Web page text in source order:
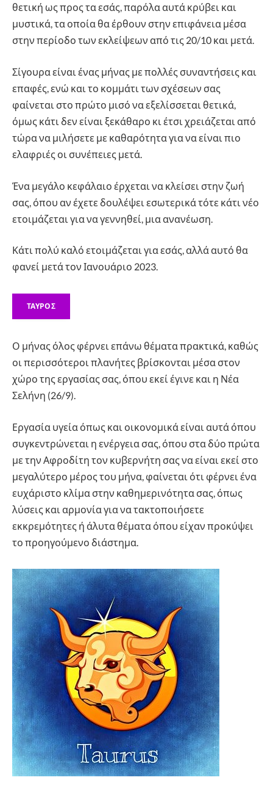
θετική ως προς τα εσάς, παρόλα αυτά κρύβει και
μυστικά, τα οποία θα έρθουν στην επιφάνεια μέσα
στην περίοδο των εκλείψεων από τις 20/10 και μετά.
Σίγουρα είναι ένας μήνας με πολλές συναντήσεις και
επαφές, ενώ και το κομμάτι των σχέσεων σας
φαίνεται στο πρώτο μισό να εξελίσσεται θετικά,
όμως κάτι δεν είναι ξεκάθαρο κι έτσι χρειάζεται από
τώρα να μιλήσετε με καθαρότητα για να είναι πιο
ελαφριές οι συνέπειες μετά.
Ένα μεγάλο κεφάλαιο έρχεται να κλείσει στην ζωή
σας, όπου αν έχετε δουλέψει εσωτερικά τότε κάτι νέο
ετοιμάζεται για να γεννηθεί, μια ανανέωση.
Κάτι πολύ καλό ετοιμάζεται για εσάς, αλλά αυτό θα
φανεί μετά τον Ιανουάριο 2023.
ΤΑΥΡΟΣ
Ο μήνας όλος φέρνει επάνω θέματα πρακτικά, καθώς
οι περισσότεροι πλανήτες βρίσκονται μέσα στον
χώρο της εργασίας σας, όπου εκεί έγινε και η Νέα
Σελήνη (26/9).
Εργασία υγεία όπως και οικονομικά είναι αυτά όπου
συγκεντρώνεται η ενέργεια σας, όπου στα δύο πρώτα
με την Αφροδίτη τον κυβερνήτη σας να είναι εκεί στο
μεγαλύτερο μέρος του μήνα, φαίνεται ότι φέρνει ένα
ευχάριστο κλίμα στην καθημερινότητα σας, όπως
λύσεις και αρμονία για να τακτοποιήσετε
εκκρεμότητες ή άλυτα θέματα όπου είχαν προκύψει
το προηγούμενο διάστημα.